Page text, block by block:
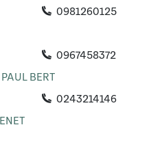
0981260125
0967458372
BERT
0243214146